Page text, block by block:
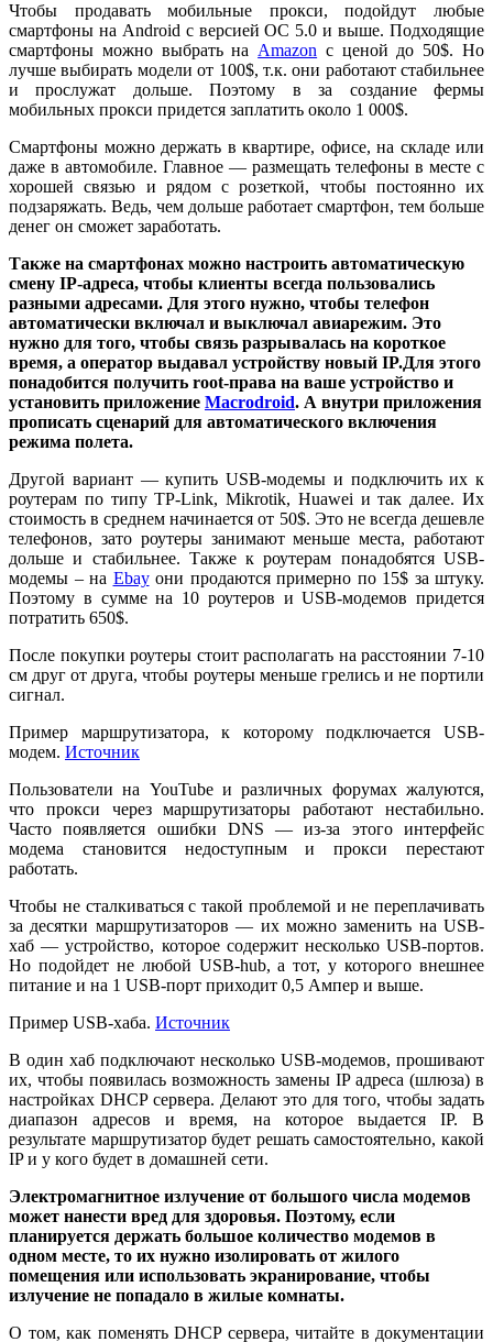
Чтобы продавать мобильные прокси, подойдут любые
смартфоны на Android с версией ОС 5.0 и выше. Подходящие
смартфоны можно выбрать наAmazon с ценой до 50$. Но
лучше выбирать модели от 100$, т.к. они работают стабильнее
и прослужат дольше. Поэтому в за создание фермы
мобильных прокси придется заплатить около 1 000$.
Смартфоны можно держать в квартире, офисе, на складе или
даже в автомобиле. Главное — размещать телефоны в месте с
хорошей связью и рядом с розеткой, чтобы постоянно их
подзаряжать. Ведь, чем дольше работает смартфон, тем больше
денег он сможет заработать.
Также на смартфонах можно настроить автоматическую
смену IP-адреса, чтобы клиенты всегда пользовались
разными адресами. Для этого нужно, чтобы телефон
автоматически включал и выключал авиарежим. Это
нужно для того, чтобы связь разрывалась на короткое
время, а оператор выдавал устройству новый IP.Для этого
понадобится получить root-права на ваше устройство и
установить приложение Macrodroid. А внутри приложения
прописать сценарий для автоматического включения
режима полета.
Другой вариант — купить USB-модемы и подключить их к
роутерам по типу TP-Link, Mikrotik, Huawei и так далее. Их
стоимость в среднем начинается от 50$. Это не всегда дешевле
телефонов, зато роутеры занимают меньше места, работают
дольше и стабильнее. Также к роутерам понадобятся USB-
модемы – на Ebayони продаются примерно по 15$ за штуку.
Поэтому в сумме на 10 роутеров и USB-модемов придется
потратить 650$.
После покупки роутеры стоит располагать на расстоянии 7-10
см друг от друга, чтобы роутеры меньше грелись и не портили
сигнал.
Пример маршрутизатора, к которому подключается USB-
модем. Источник
Пользователи на YouTube и различных форумах жалуются,
что прокси через маршрутизаторы работают нестабильно.
Часто появляется ошибки DNS — из-за этого интерфейс
модема становится недоступным и прокси перестают
работать.
Чтобы не сталкиваться с такой проблемой и не переплачивать
за десятки маршрутизаторов — их можно заменить на USB-
хаб — устройство, которое содержит несколько USB-портов.
Но подойдет не любой USB-hub, а тот, у которого внешнее
питание и на 1 USB-порт приходит 0,5 Ампер и выше.
Пример USB-хаба. Источник
В один хаб подключают несколько USB-модемов, прошивают
их, чтобы появилась возможность замены IP адреса (шлюза) в
настройках DHCP сервера. Делают это для того, чтобы задать
диапазон адресов и время, на которое выдается IP. В
результате маршрутизатор будет решать самостоятельно, какой
IP и у кого будет в домашней сети.
Электромагнитное излучение от большого числа модемов
может нанести вред для здоровья. Поэтому, если
планируется держать большое количество модемов в
одном месте, то их нужно изолировать от жилого
помещения или использовать экранирование, чтобы
излучение не попадало в жилые комнаты.
О том, как поменять DHCP сервера, читайте в документации